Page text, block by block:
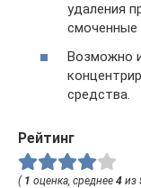
удаления
смоченные
Возможно
средства.
Рейтинг
( 1 оценка, среднее 4 из